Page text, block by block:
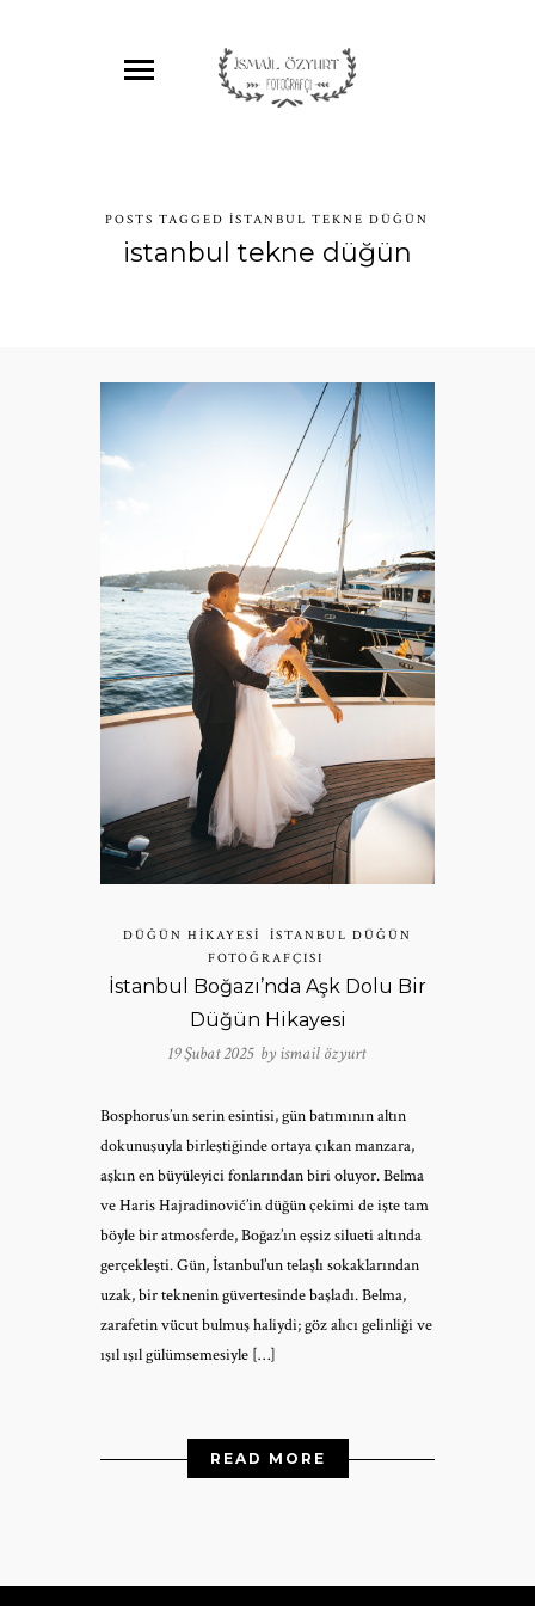
POSTS TAGGED ISTANBUL TEKNE DÜĞÜN
istanbul tekne düğün
DÜĞÜN HIKAYESI
İSTANBUL DÜĞÜN
FOTOĞRAFÇISI
İstanbul Boğazı’nda Aşk Dolu Bir
Düğün Hikayesi
19 Şubat 2025 by ismail özyurt
Bosphorus’un serin esintisi, gün batımının altın
dokunuşuyla birleştiğinde ortaya çıkan manzara,
aşkın en büyüleyici fonlarından biri oluyor. Belma
ve Haris Hajradinović’in düğün çekimi de işte tam
böyle bir atmosferde, Boğaz’ın eşsiz silueti altında
gerçekleşti. Gün, İstanbul’un telaşlı sokaklarından
uzak, bir teknenin güvertesinde başladı. Belma,
zarafetin vücut bulmuş haliydi; göz alıcı gelinliği ve
ışıl ışıl gülümsemesiyle […]
READ MORE